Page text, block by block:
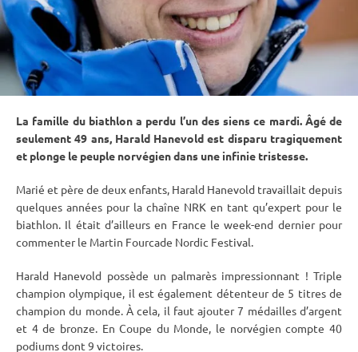
La famille du biathlon a perdu l’un des siens ce mardi. Âgé de
seulement 49 ans, Harald Hanevold est disparu tragiquement
et plonge le peuple norvégien dans une infinie tristesse.
Marié et père de deux enfants, Harald Hanevold travaillait depuis
quelques années pour la chaîne NRK en tant qu’expert pour le
biathlon. Il était d’ailleurs en France le week-end dernier pour
commenter le Martin Fourcade Nordic Festival.
Harald Hanevold possède un palmarès impressionnant ! Triple
champion olympique, il est également détenteur de 5 titres de
champion du monde. À cela, il faut ajouter 7 médailles d’argent
et 4 de bronze. EnCoupe du Monde, le norvégien compte 40
podiums dont 9 victoires.